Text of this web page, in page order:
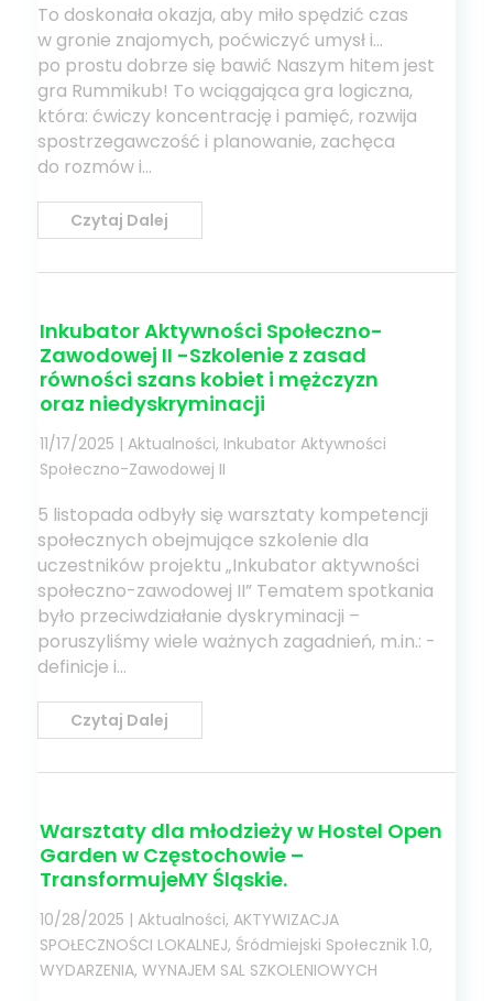
To doskonała okazja, aby miło spędzić czas
w gronie znajomych, poćwiczyć umysł i...
po prostu dobrze się bawić Naszym hitem jest
gra Rummikub! To wciągająca gra logiczna,
która: ćwiczy koncentrację i pamięć, rozwija
spostrzegawczość i planowanie, zachęca
do rozmów i...
Czytaj Dalej
Inkubator Aktywności Społeczno-
Zawodowej II -Szkolenie z zasad
równości szans kobiet i mężczyzn
oraz niedyskryminacji
11/17/2025 |Aktualności, Inkubator Aktywności
Społeczno-Zawodowej II
5 listopada odbyły się warsztaty kompetencji
społecznych obejmujące szkolenie dla
uczestników projektu „Inkubator aktywności
społeczno-zawodowej II” Tematem spotkania
było przeciwdziałanie dyskryminacji –
poruszyliśmy wiele ważnych zagadnień, m.in.: -
definicje i...
Czytaj Dalej
Warsztaty dla młodzieży w Hostel Open
Garden w Częstochowie –
TransformujeMY Śląskie.
10/28/2025 |Aktualności,AKTYWIZACJA
SPOŁECZNOŚCI LOKALNEJ, Śródmiejski Społecznik 1.0,
WYDARZENIA,WYNAJEM SAL SZKOLENIOWYCH